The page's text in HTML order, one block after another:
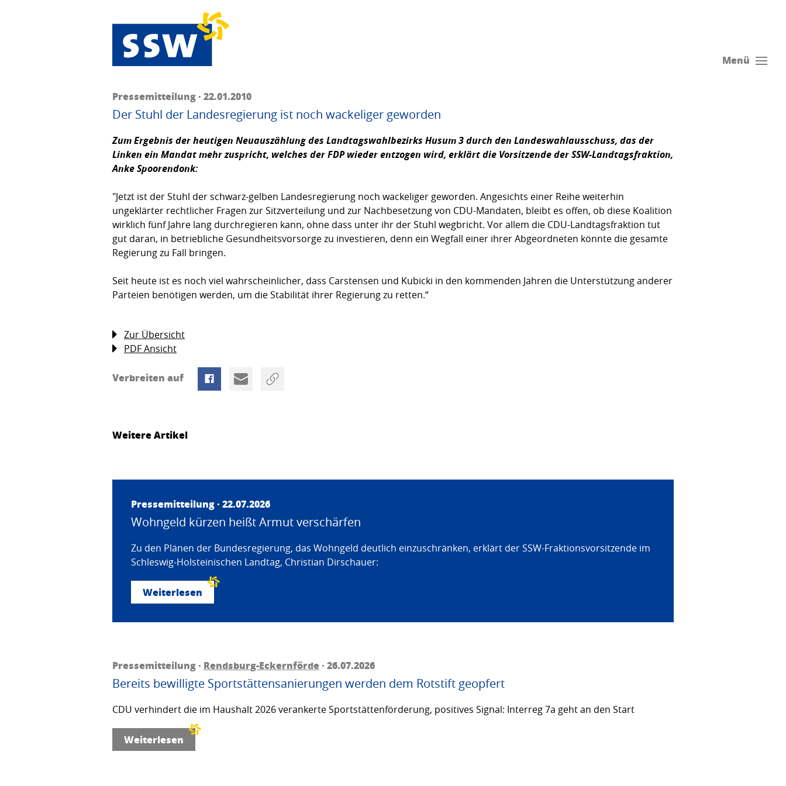
Menü
Pressemitteilung · 22.01.2010
Der Stuhl der Landesregierung ist noch wackeliger geworden
Zum Ergebnis der heutigen Neuauszählung des Landtagswahlbezirks Husum 3 durch den Landeswahlausschuss, das der
Linken ein Mandat mehr zuspricht, welches der FDP wieder entzogen wird, erklärt die Vorsitzende der SSW-Landtagsfraktion,
Anke Spoorendonk:
"Jetzt ist der Stuhl der schwarz-gelben Landesregierung noch wackeliger geworden. Angesichts einer Reihe weiterhin
ungeklärter rechtlicher Fragen zur Sitzverteilung und zur Nachbesetzung von CDU-Mandaten, bleibt es offen, ob diese Koalition
wirklich fünf Jahre lang durchregieren kann, ohne dass unter ihr der Stuhl wegbricht. Vor allem die CDU-Landtagsfraktion tut
gut daran, in betriebliche Gesundheitsvorsorge zu investieren, denn ein Wegfall einer ihrer Abgeordneten könnte die gesamte
Regierung zu Fall bringen.
Seit heute ist es noch viel wahrscheinlicher, dass Carstensen und Kubicki in den kommenden Jahren die Unterstützung anderer
Parteien benötigen werden, um die Stabilität ihrer Regierung zu retten.“
Zur Übersicht
PDF Ansicht
Verbreiten auf
Weitere Artikel
Pressemitteilung · 22.07.2026
Wohngeld kürzen heißt Armut verschärfen
Zu den Plänen der Bundesregierung, das Wohngeld deutlich einzuschränken, erklärt der SSW-Fraktionsvorsitzende im
Schleswig-Holsteinischen Landtag, Christian Dirschauer:
Weiterlesen
Pressemitteilung · Rendsburg-Eckernförde· 26.07.2026
Bereits bewilligte Sportstättensanierungen werden dem Rotstift geopfert
CDU verhindert die im Haushalt 2026 verankerte Sportstättenförderung, positives Signal: Interreg 7a geht an den Start
Weiterlesen